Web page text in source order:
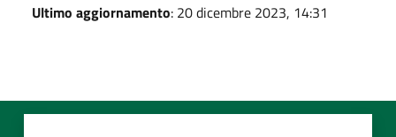
Ultimo aggiornamento: 20 dicembre 2023, 14:31